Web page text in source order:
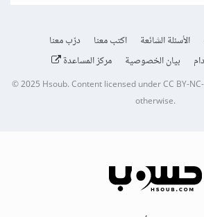
الأسئلة الشائعة اكتب معنا
درّب معنا
بيان الخصوصية مركز المساعدة
© 2025 Hsoub.Content licensed underCC BY-
otherwise.